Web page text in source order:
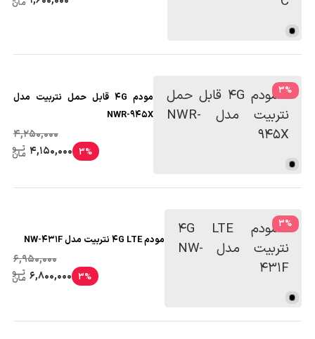
%
3
مودم 4G قابل حمل نتربیت مدل
NWR-945X
4,250,000
3%
4,150,000
%
3
مودم 4G LTE نتربیت مدل NW-431F
6,950,000
3%
6,800,000